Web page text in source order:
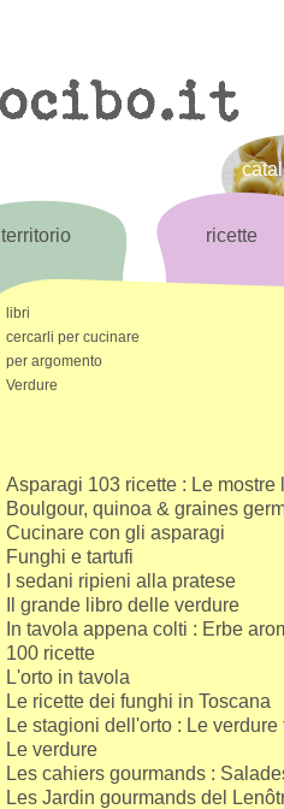
territorio ricette
libri
cercarli per cucinare
per argomento
Verdure
Asparagi 103 ricette : Le mostre
Boulgour, quinoa & graines
Cucinare con gli asparagi
Funghi e tartufi
I sedani ripieni alla pratese
Il grande libro delle verdure
In tavola appena colti : Erbe
100 ricette
L'orto in tavola
Le ricette dei funghi in Toscana
Le stagioni dell'orto : Le
Le verdure
Les cahiers gourmands :
Les Jardin gourmands del